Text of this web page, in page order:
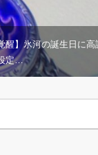
醒】氷河の誕生日に
定…